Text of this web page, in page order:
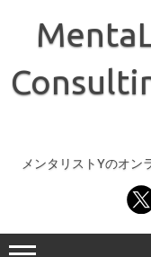
メンタリストYのオン